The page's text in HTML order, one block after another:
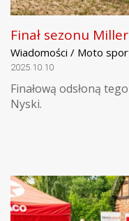
Finał sezonu
Wiadomości / Moto
2025.10.10
Finałową odsłoną
Nyski.